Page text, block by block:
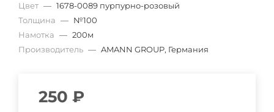
Цвет — 1678-0089 пурпурно-розовый
Толщина — №100
Намотка — 200м
Производитель — AMANN GROUP, Германия
250 ₽